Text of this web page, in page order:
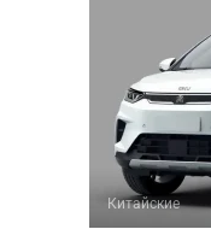
Китайские